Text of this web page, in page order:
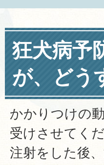
狂犬病予
が、どう
かかりつけの
受けさせてくだ
注射をした後